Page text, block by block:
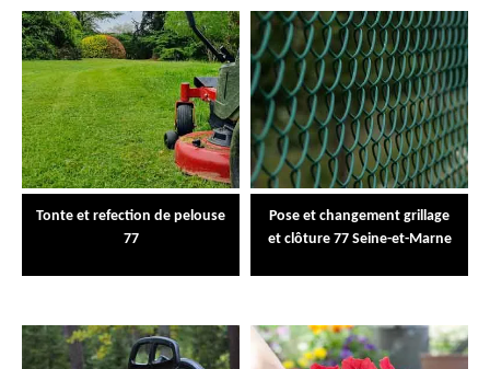
Tonte et refection de pelouse
77
Pose et changement grillage
et clôture 77 Seine-et-Marne